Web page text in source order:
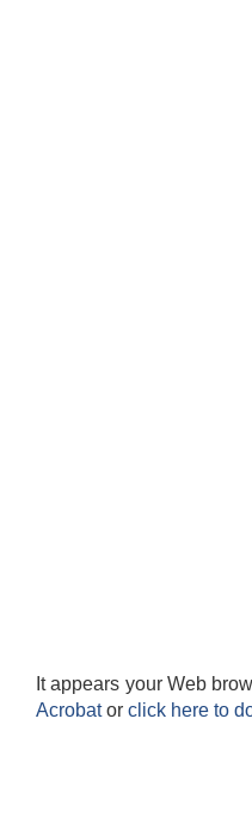
It appears your Web
Acrobator click here to